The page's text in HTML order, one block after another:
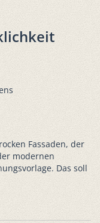
Fassaden, der
modernen
Das soll